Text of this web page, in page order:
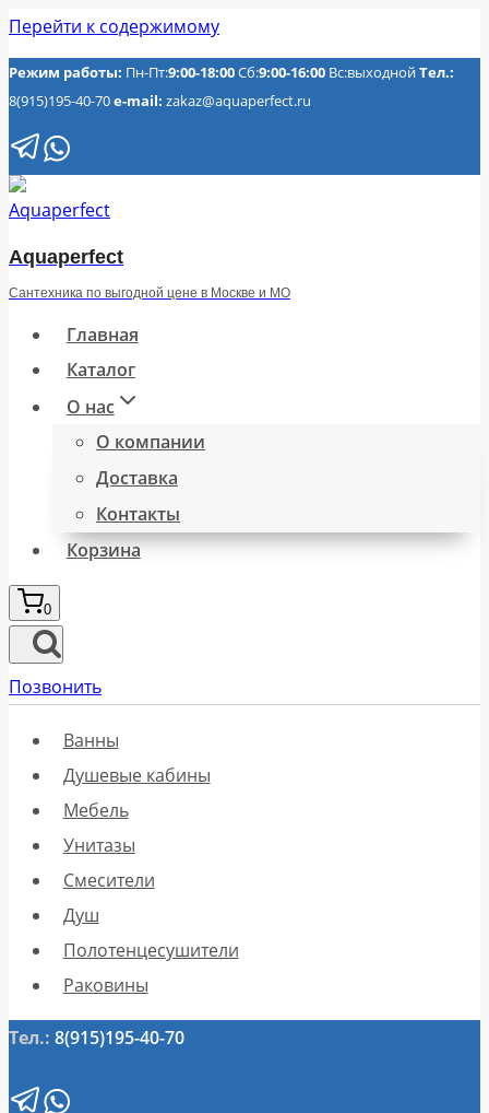
Перейти к содержимому
Режим работы: Пн-Пт:9:00-18:00Сб:9:00-16:00 Вс:выходнойТел.:
8(915)195-40-70e-mail: zakaz@aquaperfect.ru
Aquaperfect
Сантехника по выгодной цене в Москве и МО
Главная
Каталог
О нас
О компании
Доставка
Контакты
Корзина
0
Позвонить
Ванны
Душевые кабины
Мебель
Унитазы
Смесители
Душ
Полотенцесушители
Раковины
Тел.: 8(915)195-40-70